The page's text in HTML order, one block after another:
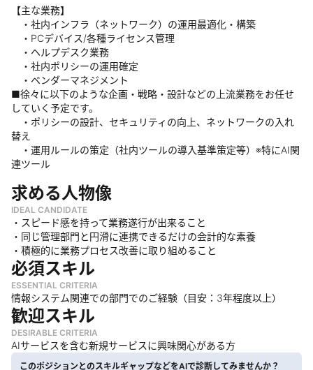
【主な業務】
・社内インフラ（ネットワーク）の運用最適化・構築
・PCデバイス/各種ライセンス管理
・ヘルプデスク業務
・社内ポリシーの運用確定
・ベンダーマネジメント
■徐々に以下のような企画・戦略・設計などの上流業務をお任せ
していく予定です。
・ポリシーの設計、セキュリティの向上、ネットワークの入れ
替え
・運用ルールの策定（社内ツールの導入基準策定等）※特にAI関
連ツール
求める人物像
IDEAL CANDIDATE
・スピード感を持って業務遂行が出来ること
・同じ管理部門と円滑に連携できるだけの会計的な素養
・積極的に業務プロセス改善に取り組めること
必須スキル
ESSENTIAL CRITERIA
情報システム関連での部門でのご経験（目安：3年程度以上）
歓迎スキル
DESIRABLE CRITERIA
AIサービスを含む新規サービスに興味関心がある方
このポジションとのスキルギャップなどをAIで診断してみませんか？